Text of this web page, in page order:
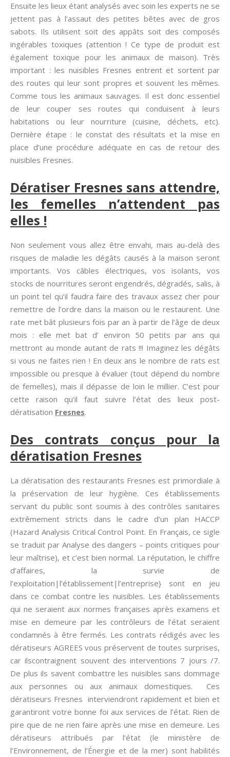
Ensuite les lieux étant analysés avec soin les experts ne se
jettent pas à l’assaut des petites bêtes avec de gros
sabots. Ils utilisent soit des appâts soit des composés
ingérables toxiques (attention ! Ce type de produit est
également toxique pour les animaux de maison). Très
important : les nuisibles Fresnes entrent et sortent par
des routes qui leur sont propres et souvent les mêmes.
Comme tous les animaux sauvages. Il est donc essentiel
de leur couper ses routes qui conduisent à leurs
habitations ou leur nourriture (cuisine, déchets, etc).
Dernière étape : le constat des résultats et la mise en
place d’une procédure adéquate en cas de retour des
nuisibles Fresnes.
Dératiser Fresnes sans attendre,
les femelles n’attendent pas
elles !
Non seulement vous allez être envahi, mais au-delà des
risques de maladie les dégâts causés à la maison seront
importants. Vos câbles électriques, vos isolants, vos
stocks de nourritures seront engendrés, dégradés, salis, à
un point tel qu’il faudra faire des travaux assez cher pour
remettre de l’ordre dans la maison ou le restaurent. Une
rate met bât plusieurs fois par an à partir de l’âge de deux
mois : elle met bat d’ environ 50 petits par ans qui
mettront au monde autant de rats !!! Imaginez les dégâts
si vous ne faites rien ! En deux ans le nombre de rats est
impossible ou presque à évaluer (tout dépend du nombre
de femelles), mais il dépasse de loin le millier. C’est pour
cette raison qu’il faut suivre l’état des lieux post-
dératisation Fresnes.
Des contrats conçus pour la
dératisation Fresnes
La dératisation des restaurants Fresnes est primordiale à
la préservation de leur hygiène. Ces établissements
servant du public sont soumis à des contrôles sanitaires
extrêmement stricts dans le cadre d’un plan HACCP
(Hazard Analysis Critical Control Point. En Français, ce sigle
se traduit par Analyse des dangers – points critiques pour
leur maîtrise), et c’est bien normal. La réputation, le chiffre
d’affaires, la survie de
l’exploitation|l’établissement|l’entreprise} sont en jeu
dans ce combat contre les nuisibles. Les établissements
qui ne seraient aux normes françaises après examens et
mise en demeure par les contrôleurs de l’état seraient
condamnés à être fermés. Les contrats rédigés avec les
dératiseurs AGREES vous préservent de toutes surprises,
car ilscontraignent souvent des interventions 7 jours /7.
De plus ils savent combattre les nuisibles sans dommage
aux personnes ou aux animaux domestiques. Ces
dératiseurs Fresnes interviendront rapidement et bien et
garantiront votre bonne foi aux services de l’état. Rien de
pire que de ne rien faire après une mise en demeure. Les
dératiseurs attribués par l’état (le ministère de
l’Environnement, de l’Énergie et de la mer) sont habilités